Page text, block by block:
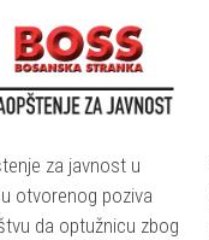
za javnost u
otvorenog poziva
da optužnicu zbog